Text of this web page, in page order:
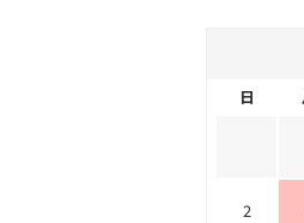
日
2